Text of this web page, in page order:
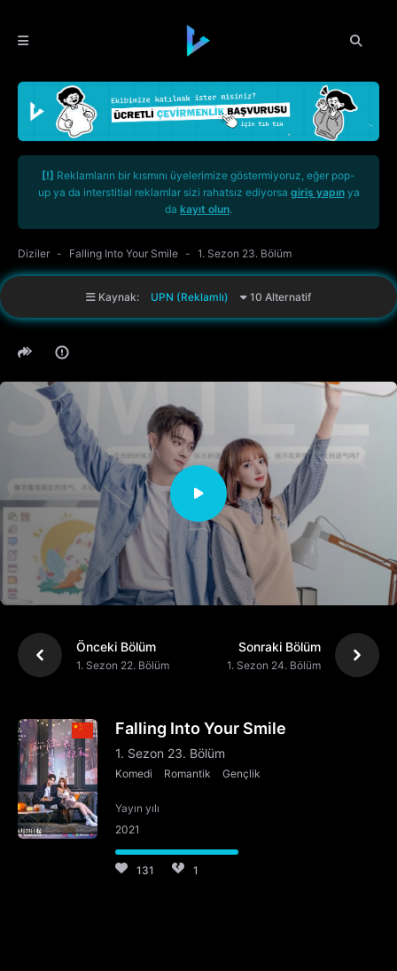
[!] Reklamların bir kısmını üyelerimize göstermiyoruz, eğer pop-
up ya da interstitial reklamlar sizi rahatsız ediyorsa giriş yapınya
da kayıt olun.
Diziler Falling Into Your Smile 1. Sezon 23. Bölüm
Kaynak: UPN (Reklamlı) 10 Alternatif
Önceki Bölüm
1. Sezon 22. Bölüm
Sonraki Bölüm
1. Sezon 24. Bölüm
Falling Into Your Smile
1. Sezon 23. Bölüm
Komedi Romantik Gençlik
Yayın yılı
2021
131 1